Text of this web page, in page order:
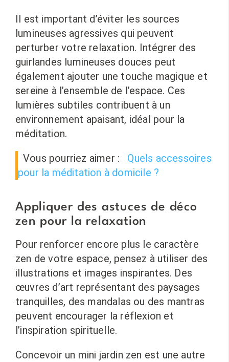
Il est important d’éviter les sources
lumineuses agressives qui peuvent
perturber votre relaxation. Intégrer des
guirlandes lumineuses douces peut
également ajouter une touche magique et
sereine à l’ensemble de l’espace. Ces
lumières subtiles contribuent à un
environnement apaisant, idéal pour la
méditation.
Vous pourriez aimer :
Quels accessoires
pour la méditation à domicile ?
Appliquer des astuces de déco
zen pour la relaxation
Pour renforcer encore plus le caractère
zen de votre espace, pensez à utiliser des
illustrations et images inspirantes. Des
œuvres d’art représentant des paysages
tranquilles, des mandalas ou des mantras
peuvent encourager la réflexion et
l’inspiration spirituelle.
Concevoir un mini jardin zen est une autre